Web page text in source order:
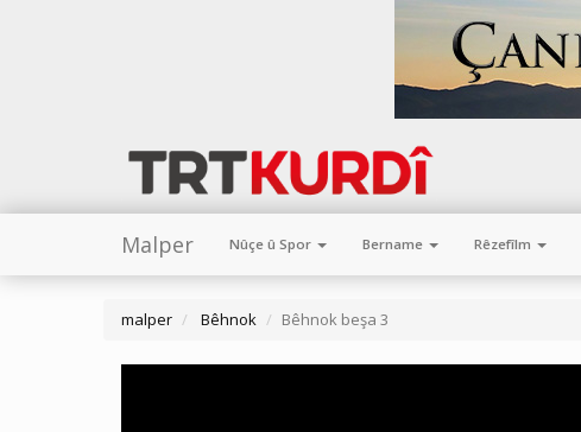
Malper Nûçe û Spor Bername Rêzefîlm
malper Bêhnok Bêhnok beşa 3